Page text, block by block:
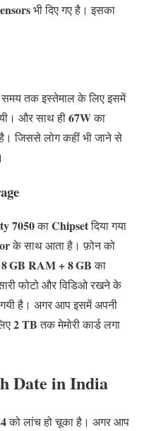
भी दिए गए है। इसका
समय तक इस्तेमाल के लिए इसमें
और साथ ही67Wका
है। जिससे लोग कहीं भी जाने से
7050काChipsetदिया गया
के साथ आता है। फ़ोन को
GB RAM + 8 GBका
फोटो और विडिओ रखने के
गयी है। अगर आप इसमें अपनी
2TBतक मेमोरी कार्ड लगा
Date in India
को लांच हो चूका है। अगर आप